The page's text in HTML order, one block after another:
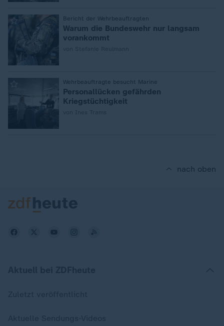
Bericht der Wehrbeauftragten
:
Warum die Bundeswehr nur langsam
vorankommt
Wehrbeauftragte besucht Marine
Personallücken gefährden
Kriegstüchtigkeit
nach oben